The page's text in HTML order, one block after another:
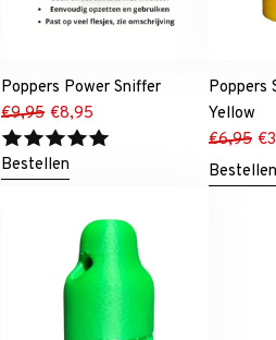
Poppers Power Sniffer
€9,95 €8,95
Bestellen
Poppers
Yellow
€6,95 €
Bestellen